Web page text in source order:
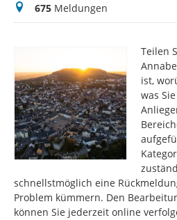
Meldungen
675 Meldungen
Teilen
ist,
was
schnellstmöglich eine
Problem kümmern. Den
können Sie jederzeit online